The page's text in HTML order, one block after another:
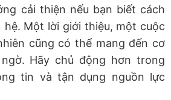
cải thiện nếu bạn biết cách
hệ. Một lời giới thiệu, một cuộc
cũng có thể mang đến cơ
Hãy chủ động hơn trong
tin và tận dụng nguồn lực